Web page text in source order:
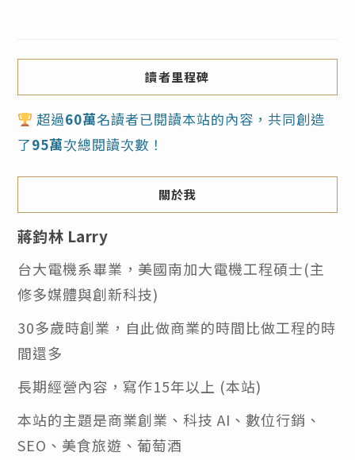
讀者里程碑
超過60萬名讀者已閱讀本站的內容，共同創造
了95萬次總閱讀次數！
關於我
蔣鈞林 Larry
台大電機系畢業，美國南加大電機工程碩士(主
修多媒體與創新科技)
30多歲時創業，自此做商業的時間比做工程的時
間還多
長期經營內容，寫作15年以上 (本站)
本站的主題是商業創業、科技 AI、數位行銷、
SEO、美食旅遊、葡萄酒